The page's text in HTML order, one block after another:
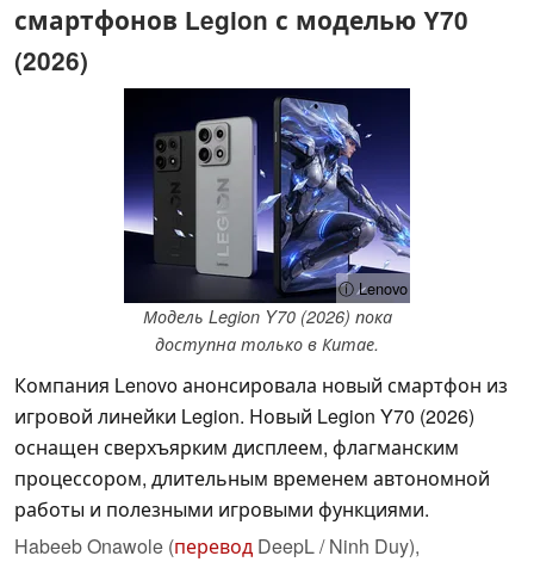
смартфонов Legion с моделью Y70
(2026)
ⓘ Lenovo
Модель Legion Y70 (2026) пока
доступна только в Китае.
Компания Lenovo анонсировала новый смартфон из
игровой линейки Legion. Новый Legion Y70 (2026)
оснащен сверхъярким дисплеем, флагманским
процессором, длительным временем автономной
работы и полезными игровыми функциями.
Habeeb Onawole (перевод DeepL / Ninh Duy),